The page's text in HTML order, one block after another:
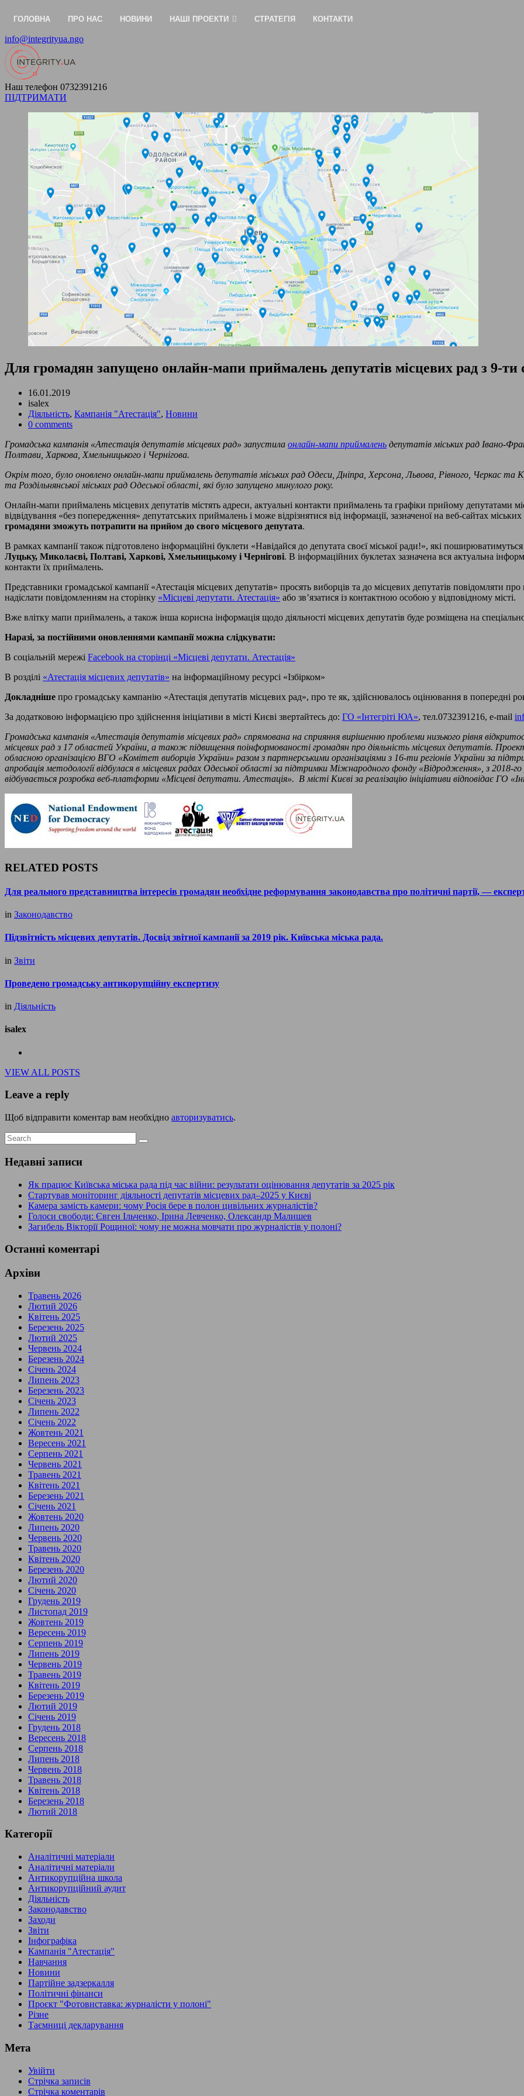
ГОЛОВНА ПРО НАС НОВИНИ НАШІ ПРОЕКТИ СТРАТЕГІЯ КОНТАКТИ
info@integrityua.ngo
Наш телефон 0732391216
ПІДТРИМАТИ
Для громадян запущено онлайн-мапи приймалень депутатів місцевих рад з 9-ти
16.01.2019
isalex
Діяльність, Кампанія "Атестація", Новини
0 comments
Громадська кампанія «Атестація депутатів місцевих рад» запустила онлайн-мапи приймалень депутатів міських рад Івано-
Полтави, Харкова, Хмельницького і Чернігова.
Окрім того, було оновлено онлайн-мапи приймалень депутатів міських рад Одеси, Дніпра, Херсона, Львова, Рівного, Черкас та
та Роздільнянської міських рад Одеської області, які було запущено минулого року.
Онлайн-мапи приймалень місцевих депутатів містять адреси, актуальні контакти приймалень та графіки прийому депутатами
відвідування «без попередження» депутатських приймалень і може відрізнятися від інформації, зазначеної на веб-сайтах
громадяни зможуть потрапити на прийом до свого місцевого депутата.
В рамках кампанії також підготовлено інформаційні буклети «Навідайся до депутата своєї міської ради!», які
Луцьку, Миколаєві, Полтаві, Харкові, Хмельницькому і Чернігові. В інформаційних буклетах зазначена вся актуальна
контакти їх приймалень.
Представники громадської кампанії «Атестація місцевих депутатів» просять виборців та до місцевих депутатів повідомляти
надіслати повідомленням на сторінку «Місцеві депутати. Атестація» або зв’язатися із контактною особою у відповідному місті.
Вже влітку мапи приймалень, а також інша корисна інформація щодо діяльності місцевих депутатів буде розміщена на
Наразі, за постійними оновленнями кампанії можна слідкувати:
В соціальній мережі Facebook на сторінці «Місцеві депутати. Атестація»
В розділі «Атестація місцевих депутатів» на інформаційному ресурсі «Ізбірком»
Докладніше про громадську кампанію «Атестація депутатів місцевих рад», про те як, здійснювалось оцінювання в попередні
За додатковою інформацією про здійснення ініціативи в місті Києві звертайтесь до: ГО «Інтегріті ЮА», тел.0732391216, e-mail
Громадська кампанія «Атестація депутатів місцевих рад» спрямована на сприяння вирішенню проблеми низького рівня
місцевих рад з 17 областей України, а також підвищення поінформованості громадян про діяльність місцевих депутатів.
обласною організацією ВГО «Комітет виборців України» разом з партнерськими організаціями з 16-ти регіонів України за
апробація методології відбулася в місцевих радах Одеської області за підтримки Міжнародного фонду «Відродження», з
відбувається розробка веб-платформи «Місцеві депутати. Атестація». В місті Києві за реалізацію ініціативи відповідає ГО
RELATED POSTS
Для реального представництва інтересів громадян необхідне реформування законодавства про політичні партії, —
in Законодавство
Підзвітність місцевих депутатів. Досвід звітної кампанії за 2019 рік. Київська міська рада.
in Звіти
Проведено громадську антикорупційну експертизу
in Діяльність
isalex
VIEW ALL POSTS
Leave a reply
Щоб відправити коментар вам необхідно авторизуватись.
Недавні записи
Як працює Київська міська рада під час війни: результати оцінювання депутатів за 2025 рік
Стартував моніторинг діяльності депутатів місцевих рад–2025 у Києві
Камера замість камери: чому Росія бере в полон цивільних журналістів?
Голоси свободи: Євген Ільченко, Ірина Левченко, Олександр Малишев
Загибель Вікторії Рощиної: чому не можна мовчати про журналістів у полоні?
Останні коментарі
Архіви
Травень 2026
Лютий 2026
Квітень 2025
Березень 2025
Лютий 2025
Червень 2024
Березень 2024
Січень 2024
Липень 2023
Березень 2023
Січень 2023
Липень 2022
Січень 2022
Жовтень 2021
Вересень 2021
Серпень 2021
Червень 2021
Травень 2021
Квітень 2021
Березень 2021
Січень 2021
Жовтень 2020
Липень 2020
Червень 2020
Травень 2020
Квітень 2020
Березень 2020
Лютий 2020
Січень 2020
Грудень 2019
Листопад 2019
Жовтень 2019
Вересень 2019
Серпень 2019
Липень 2019
Червень 2019
Травень 2019
Квітень 2019
Березень 2019
Лютий 2019
Січень 2019
Грудень 2018
Вересень 2018
Серпень 2018
Липень 2018
Червень 2018
Травень 2018
Квітень 2018
Березень 2018
Лютий 2018
Категорії
Аналітичні матеріали
Аналітичні матеріали
Антикорупційна школа
Антикорупційний аудит
Діяльність
Законодавство
Заходи
Звіти
Інфографіка
Кампанія "Атестація"
Навчання
Новини
Партійне задзеркалля
Політичні фінанси
Проєкт "Фотовиставка: журналісти у полоні"
Різне
Таємниці декларування
Мета
Увійти
Стрічка записів
Стрічка коментарів